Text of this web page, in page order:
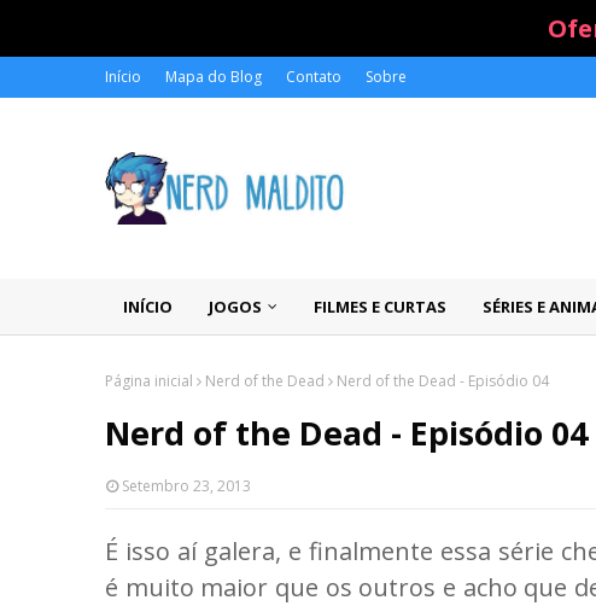
Início Mapa do Blog Contato Sobre
INÍCIO JOGOS FILMES E CURTAS SÉRIES E
Página inicial Nerd of the Dead Nerd of the Dead - Episódio 04
Nerd of the Dead - Episódio 04
Setembro 23, 2013
É isso aí galera, e finalmente essa série
é muito maior que os outros e acho que